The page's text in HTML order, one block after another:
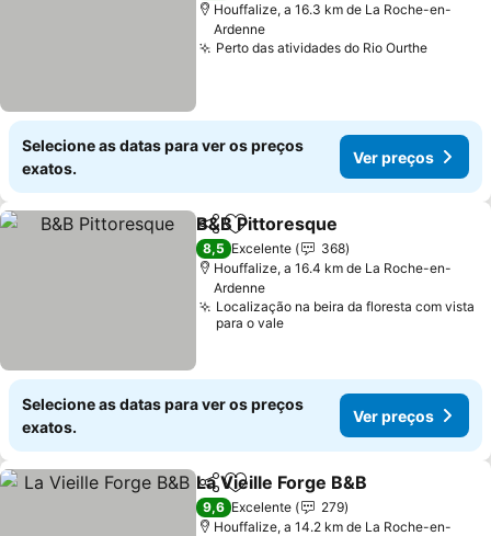
Houffalize, a 16.3 km de La Roche-en-
Ardenne
Perto das atividades do Rio Ourthe
Selecione as datas para ver os preços
exatos.
Ver preços
PartilharAdicionar aos favoritos
B&B Pittoresque
8,5 Excelente
368
Houffalize, a 16.4 km de La Roche-en-
Ardenne
Localização na beira da floresta com vista
para o vale
Selecione as datas para ver os preços
exatos.
Ver preços
PartilharAdicionar aos favoritos
La Vieille Forge B&B
9,6 Excelente
279
Houffalize, a 14.2 km de La Roche-en-